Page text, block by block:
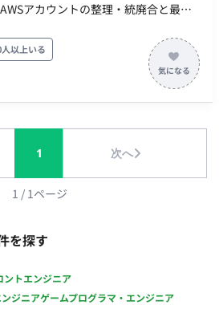
アカウントの整理・統廃合と最適
CloudFormationを用いたインフ
推進し、再現性、運用効率、セキュ
技術的な課題解決とベストプラクティ
フラ）との連携 ■開発環境 -
） - Docker, CircleCI, Kubernetes
～180h（上下割） ■募集人数：2名
1名） ■作業期間：長期予定 ■作業時
以上いる
1 次へ
1 / 1ページ
を探す
ントエンジニア
ジニアゲームプログラマ・エンジニア